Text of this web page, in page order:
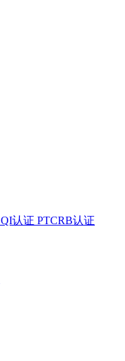
QI认证 PTCRB认证